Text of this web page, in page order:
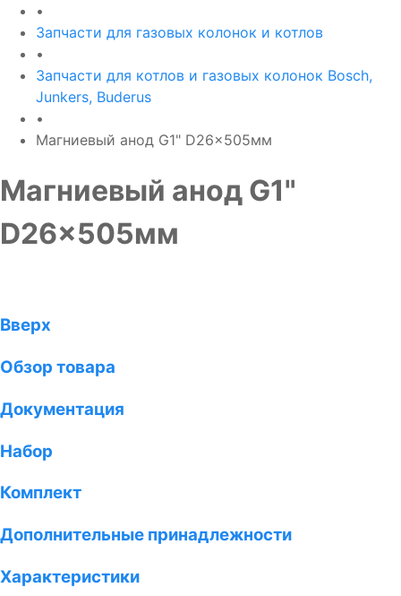
•
Запчасти для газовых колонок и котлов
•
Запчасти для котлов и газовых колонок Bosch,
Junkers, Buderus
•
Магниевый анод G1" D26x505мм
Магниевый анод G1"
D26x505мм
Вверх
Обзор товара
Документация
Набор
Комплект
Дополнительные принадлежности
Характеристики